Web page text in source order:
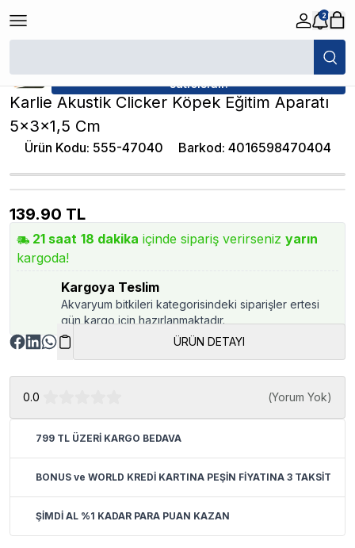
2
/ Karlie Akustik Clicker Köpek Eğitim Aparatı 5x3x1,5
satıcısıdır.
Karlie Akustik Clicker Köpek Eğitim Aparatı
5x3x1,5 Cm
Ürün Kodu: 555-47040 Barkod: 4016598470404
139.90 TL
21 saat 18 dakika içinde sipariş verirseniz yarın
kargoda!
Kargoya Teslim
Akvaryum bitkileri kategorisindeki siparişler ertesi
gün kargo için hazırlanmaktadır.
ÜRÜN DETAYI
0.0 (Yorum Yok)
799 TL ÜZERİ KARGO BEDAVA
BONUS ve WORLD KREDİ KARTINA PEŞİN FİYATINA 3 TAKSİT
ŞİMDİ AL %1 KADAR PARA PUAN KAZAN